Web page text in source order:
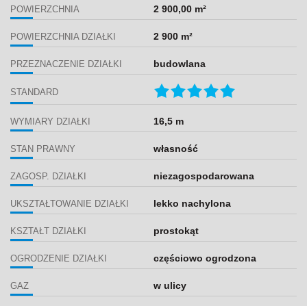
POWIERZCHNIA 2 900,00 m²
POWIERZCHNIA DZIAŁKI 2 900 m²
PRZEZNACZENIE DZIAŁKI budowlana
STANDARD
WYMIARY DZIAŁKI 16,5 m
STAN PRAWNY własność
ZAGOSP. DZIAŁKI niezagospodarowana
UKSZTAŁTOWANIE DZIAŁKI lekko nachylona
KSZTAŁT DZIAŁKI prostokąt
OGRODZENIE DZIAŁKI częściowo ogrodzona
GAZ w ulicy